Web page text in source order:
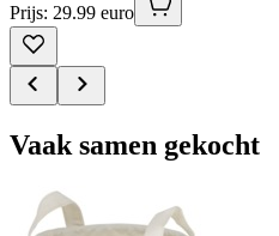
Prijs: 29.99 euro
Vaak samen gekocht